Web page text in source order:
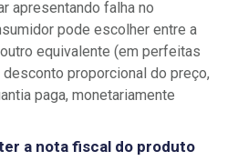
apresentando falha no
pode escolher entre a
equivalente (em perfeitas
proporcional do preço,
paga, monetariamente
a nota fiscal do produto